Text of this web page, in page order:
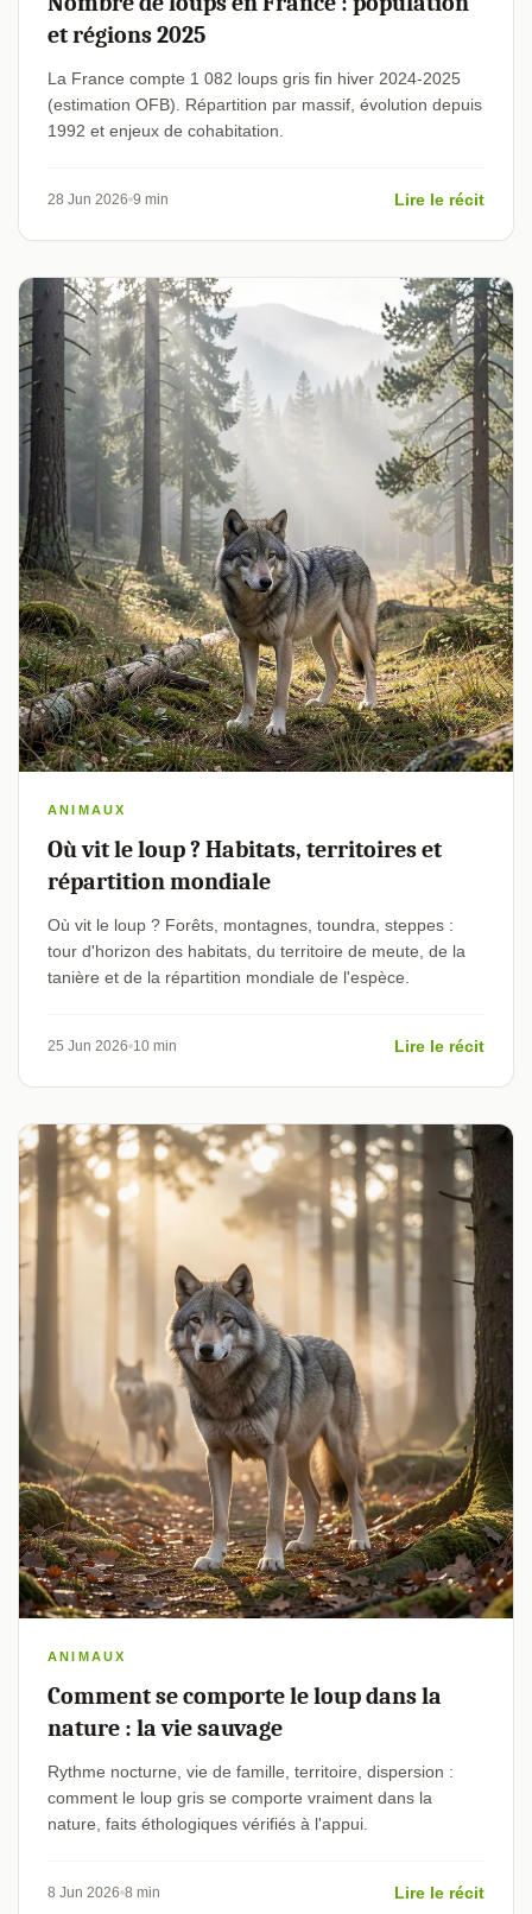
et régions 2025
La France compte 1 082 loups gris fin hiver 2024-2025
(estimation OFB). Répartition par massif, évolution depuis
1992 et enjeux de cohabitation.
28 Jun 2026 9 min Lire le récit
ANIMAUX
Où vit le loup ? Habitats, territoires et
répartition mondiale
Où vit le loup ? Forêts, montagnes, toundra, steppes :
tour d'horizon des habitats, du territoire de meute, de la
tanière et de la répartition mondiale de l'espèce.
25 Jun 2026 10 min Lire le récit
ANIMAUX
Comment se comporte le loup dans la
nature : la vie sauvage
Rythme nocturne, vie de famille, territoire, dispersion :
comment le loup gris se comporte vraiment dans la
nature, faits éthologiques vérifiés à l'appui.
8 Jun 2026 8 min Lire le récit